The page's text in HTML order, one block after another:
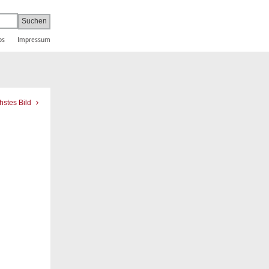
Impressum
Bild